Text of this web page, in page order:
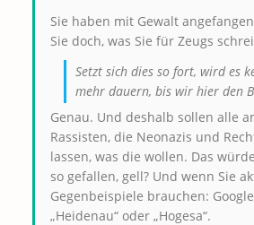
Sie haben mit Gewalt
Sie doch, was Sie für Zeugs
Setzt sich dies so fort, wird es
mehr dauern, bis wir hier den
Genau. Und deshalb sollen alle
Rassisten, die Neonazis und
lassen, was die wollen. Das
so gefallen, gell? Und wenn Sie
Gegenbeispiele brauchen:
„Heidenau“ oder „Hogesa“.